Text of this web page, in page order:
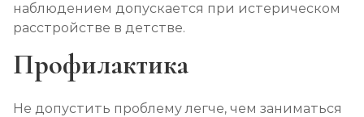
наблюдением допускается при истерическом
расстройстве в детстве.
Профилактика
Не допустить проблему легче, чем заниматься